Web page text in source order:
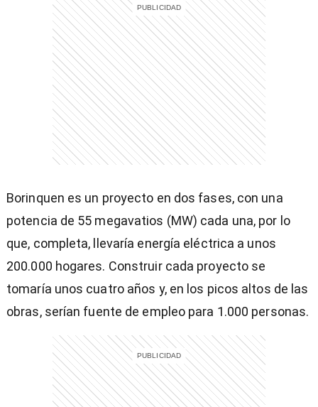
Borinquen es un proyecto en dos fases, con una
potencia de 55 megavatios (MW) cada una, por lo
que, completa, llevaría energía eléctrica a unos
200.000 hogares. Construir cada proyecto se
tomaría unos cuatro años y, en los picos altos de las
obras, serían fuente de empleo para 1.000 personas.